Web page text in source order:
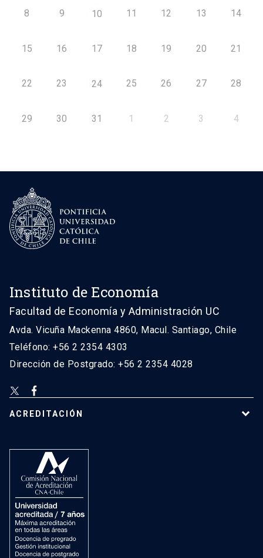
8 9 10 11 12 13 14
15 16 17 18 19 20 21
22 23 24 25 26 27 28
29 30 31 1 2 3 4
Instituto de Economía
Facultad de Economía y Administración UC
Avda. Vicuña Mackenna 4860, Macul. Santiago, Chile
Teléfono: +56 2 2354 4303
Dirección de Postgrado: +56 2 2354 4028
ACREDITACIÓN